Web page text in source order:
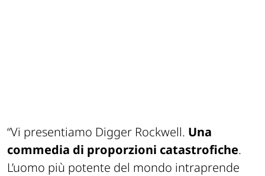
“Vi presentiamo Digger Rockwell. Una
commedia di proporzioni catastrofiche.
L’uomo più potente del mondo intraprende